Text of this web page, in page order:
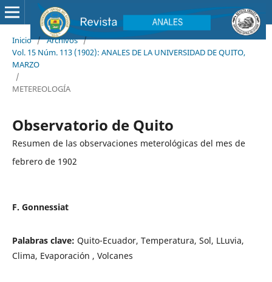
Inicio / Archivos /
Vol. 15 Núm. 113 (1902): ANALES DE LA UNIVERSIDAD DE QUITO,
MARZO
/
METEREOLOGÍA
Observatorio de Quito
Resumen de las observaciones meterológicas del mes de
febrero de 1902
F. Gonnessiat
Palabras clave: Quito-Ecuador, Temperatura, Sol, LLuvia,
Clima, Evaporación , Volcanes